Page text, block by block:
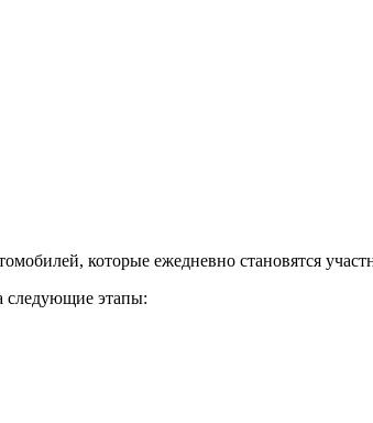
которые ежедневно становятся
следующие этапы: